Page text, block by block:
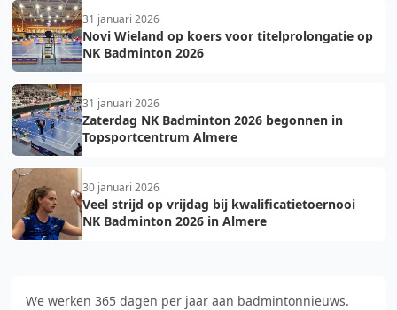
31 januari 2026
Novi Wieland op koers voor titelprolongatie op
NK Badminton 2026
31 januari 2026
Zaterdag NK Badminton 2026 begonnen in
Topsportcentrum Almere
30 januari 2026
Veel strijd op vrijdag bij kwalificatietoernooi
NK Badminton 2026 in Almere
We werken 365 dagen per jaar aan badmintonnieuws.